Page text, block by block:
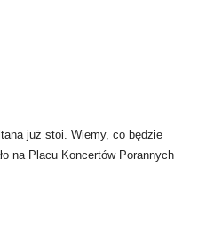
już stoi. Wiemy, co będzie
na Placu Koncertów Porannych